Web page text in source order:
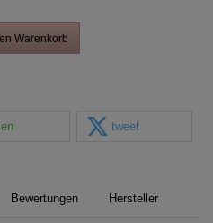
Warenkorb
tweet
Bewertungen Hersteller